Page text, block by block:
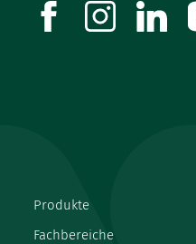
Produkte
Fachbereiche